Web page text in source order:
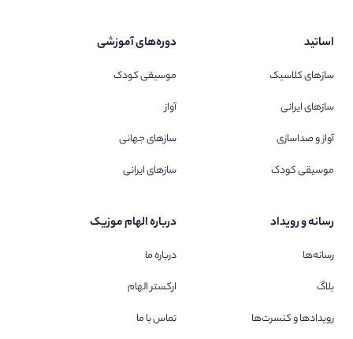
اساتید
سازهای کلاسیک
سازهای ایرانی
آواز و صداسازی
موسیقی کودک
دوره‌های آموزشی
موسیقی کودک
آواز
سازهای جهانی
سازهای ایرانی
رسانه و رویداد
رسانه‌ها
بلاگ
رویدادها و کنسرت‌ها
درباره الهام موزیک
درباره ما
ارکستر الهام
تماس با ما